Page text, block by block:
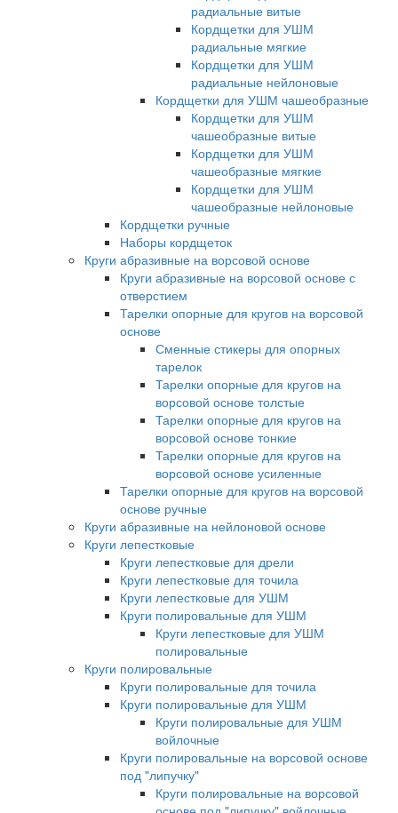
радиальные витые
Кордщетки для УШМ
радиальные мягкие
Кордщетки для УШМ
радиальные нейлоновые
Кордщетки для УШМ чашеобразные
Кордщетки для УШМ
чашеобразные витые
Кордщетки для УШМ
чашеобразные мягкие
Кордщетки для УШМ
чашеобразные нейлоновые
Кордщетки ручные
Наборы кордщеток
Круги абразивные на ворсовой основе
Круги абразивные на ворсовой основе с
отверстием
Тарелки опорные для кругов на ворсовой
основе
Сменные стикеры для опорных
тарелок
Тарелки опорные для кругов на
ворсовой основе толстые
Тарелки опорные для кругов на
ворсовой основе тонкие
Тарелки опорные для кругов на
ворсовой основе усиленные
Тарелки опорные для кругов на ворсовой
основе ручные
Круги абразивные на нейлоновой основе
Круги лепестковые
Круги лепестковые для дрели
Круги лепестковые для точила
Круги лепестковые для УШМ
Круги полировальные для УШМ
Круги лепестковые для УШМ
полировальные
Круги полировальные
Круги полировальные для точила
Круги полировальные для УШМ
Круги полировальные для УШМ
войлочные
Круги полировальные на ворсовой основе
под "липучку"
Круги полировальные на ворсовой